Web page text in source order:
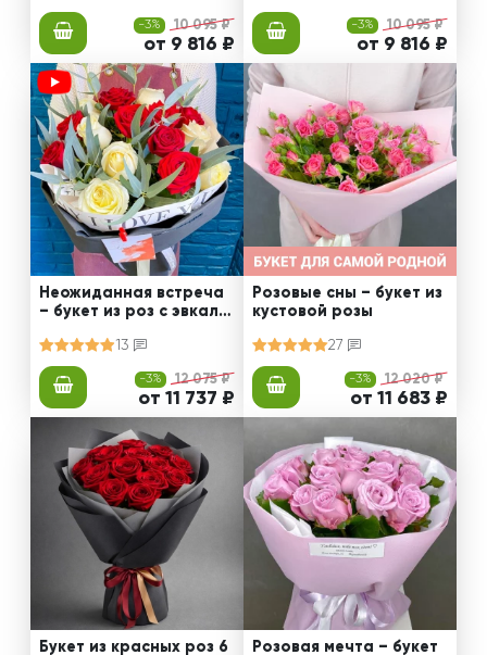
-3% 10 095 ₽
от 9 816 ₽
-3% 10 095 ₽
от 9 816 ₽
Неожиданная встреча
– букет из роз с эвкали
13
-3% 12 075 ₽
от 11 737 ₽
Розовые сны – букет из
кустовой розы
27
-3% 12 020 ₽
от 11 683 ₽
Букет из красных роз 6 Розовая мечта – букет